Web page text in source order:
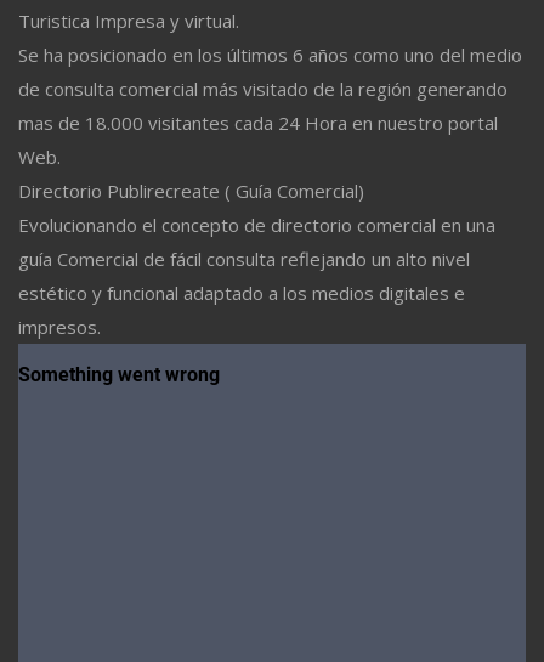
Turistica Impresa y virtual.
Se ha posicionado en los últimos 6 años como uno del medio
de consulta comercial más visitado de la región generando
mas de 18.000 visitantes cada 24 Hora en nuestro portal
Web.
Directorio Publirecreate ( Guía Comercial)
Evolucionando el concepto de directorio comercial en una
guía Comercial de fácil consulta reflejando un alto nivel
estético y funcional adaptado a los medios digitales e
impresos.